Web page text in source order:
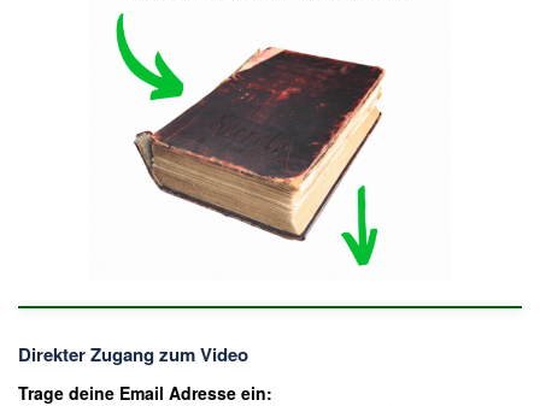
Direkter Zugang zum Video
Trage deine Email Adresse ein: